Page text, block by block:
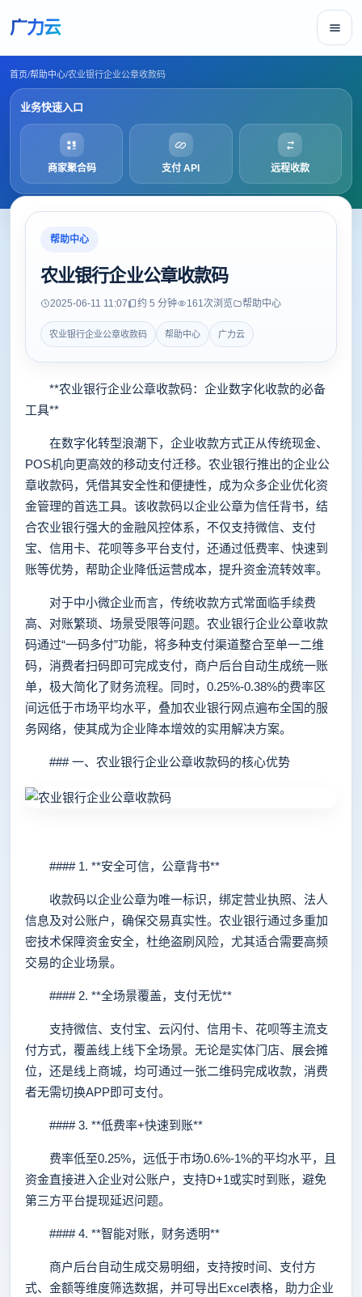
广力云
首页/帮助中心/农业银行企业公章收款码
业务快速入口
商家聚合码 支付 API 远程收款
帮助中心
农业银行企业公章收款码
2025-06-11 11:07 约 5 分钟 161次浏览 帮助中心
农业银行企业公章收款码 帮助中心 广力云
**农业银行企业公章收款码：企业数字化收款的必备
工具**
在数字化转型浪潮下，企业收款方式正从传统现金、
POS机向更高效的移动支付迁移。农业银行推出的企业公
章收款码，凭借其安全性和便捷性，成为众多企业优化资
金管理的首选工具。该收款码以企业公章为信任背书，结
合农业银行强大的金融风控体系，不仅支持微信、支付
宝、信用卡、花呗等多平台支付，还通过低费率、快速到
账等优势，帮助企业降低运营成本，提升资金流转效率。
对于中小微企业而言，传统收款方式常面临手续费
高、对账繁琐、场景受限等问题。农业银行企业公章收款
码通过“一码多付”功能，将多种支付渠道整合至单一二维
码，消费者扫码即可完成支付，商户后台自动生成统一账
单，极大简化了财务流程。同时，0.25%-0.38%的费率区
间远低于市场平均水平，叠加农业银行网点遍布全国的服
务网络，使其成为企业降本增效的实用解决方案。
### 一、农业银行企业公章收款码的核心优势
#### 1. **安全可信，公章背书**
收款码以企业公章为唯一标识，绑定营业执照、法人
信息及对公账户，确保交易真实性。农业银行通过多重加
密技术保障资金安全，杜绝盗刷风险，尤其适合需要高频
交易的企业场景。
#### 2. **全场景覆盖，支付无忧**
支持微信、支付宝、云闪付、信用卡、花呗等主流支
付方式，覆盖线上线下全场景。无论是实体门店、展会摊
位，还是线上商城，均可通过一张二维码完成收款，消费
者无需切换APP即可支付。
#### 3. **低费率+快速到账**
费率低至0.25%，远低于市场0.6%-1%的平均水平，且
资金直接进入企业对公账户，支持D+1或实时到账，避免
第三方平台提现延迟问题。
#### 4. **智能对账，财务透明**
商户后台自动生成交易明细，支持按时间、支付方
式、金额等维度筛选数据，并可导出Excel表格，助力企业